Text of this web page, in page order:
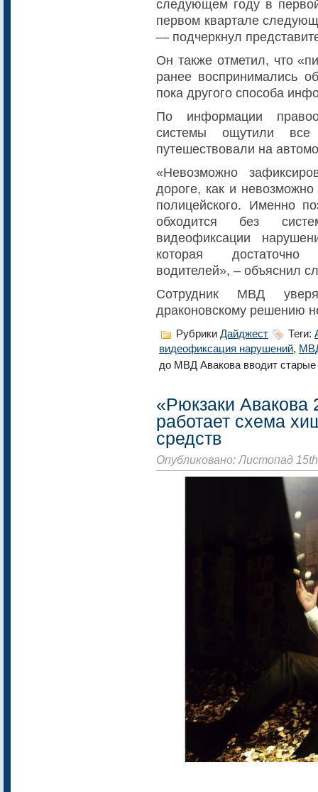
следующем году в
первом квартале
— подчеркнул
Он также отметил, что
ранее воспринимались
пока другого способа
По информации
системы ощутили все
путешествовали на
«Невозможно
дороге, как и
полицейского. Именно
обходится без
видеофиксации
которая достаточно
водителей», – объяснил
Сотрудник МВД
драконовскому решению
Рубрики Дайджест Теги:
видеофиксация нарушений,
до МВД Авакова вводит старые
«Рюкзаки Авакова
работает схема
средств
Опубликовано: Листопад